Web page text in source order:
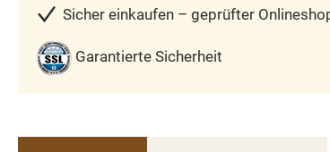
Sicher einkaufen – geprüfter
Garantierte Sicherheit